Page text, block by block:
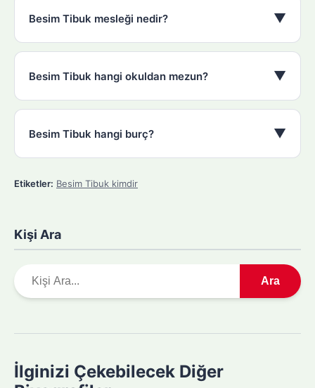
Besim Tibuk mesleği nedir? ▼
Besim Tibuk hangi okuldan mezun? ▼
Besim Tibuk hangi burç? ▼
Etiketler: Besim Tibuk kimdir
Kişi Ara
r
y
a
Ara
İlginizi Çekebilecek Diğer